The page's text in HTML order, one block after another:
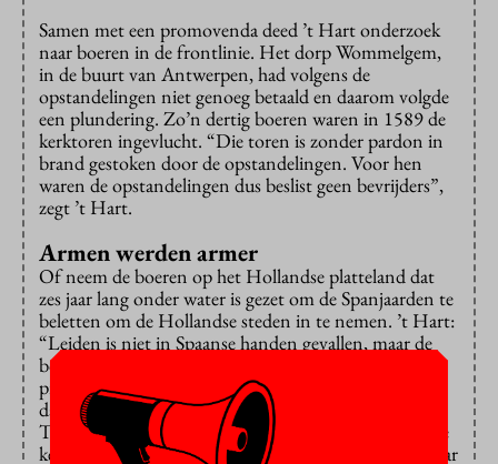
Samen met een promovenda deed ’t Hart onderzoek
naar boeren in de frontlinie. Het dorp Wommelgem,
in de buurt van Antwerpen, had volgens de
opstandelingen niet genoeg betaald en daarom volgde
een plundering. Zo’n dertig boeren waren in 1589 de
kerktoren ingevlucht. “Die toren is zonder pardon in
brand gestoken door de opstandelingen. Voor hen
waren de opstandelingen dus beslist geen bevrijders”,
zegt ’t Hart.
Armen werden armer
Of neem de boeren op het Hollandse platteland dat
zes jaar lang onder water is gezet om de Spanjaarden te
beletten om de Hollandse steden in te nemen. ’t Hart:
“Leiden is niet in Spaanse handen gevallen, maar de
boeren uit de omgeving hebben daarvoor een hoge
prijs betaald. En vooral de armere boeren waren
daarvan het slachtoffer. Een stad als Gouda nam in de
Tachtigjarige Oorlog alleen rijke vluchtelingen op. Die
keerden weer terug naar hun landerijen toen het gevaar